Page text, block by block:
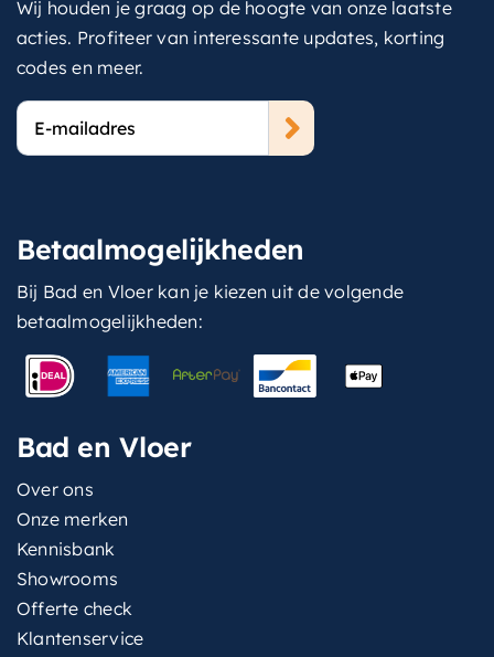
Wij houden je graag op de hoogte van onze laatste
acties. Profiteer van interessante updates, korting
codes en meer.
E-
mailadres
Betaalmogelijkheden
Bij Bad en Vloer kan je kiezen uit de volgende
betaalmogelijkheden:
Bad en Vloer
Over ons
Onze merken
Kennisbank
Showrooms
Offerte check
Klantenservice